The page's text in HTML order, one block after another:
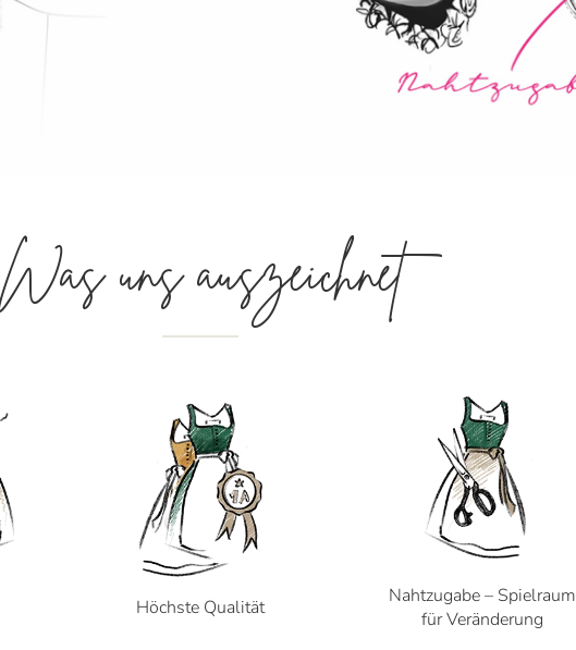
Was uns auszeichnet
Höchste Qualität
Nahtzugabe – Spielraum
für Veränderung